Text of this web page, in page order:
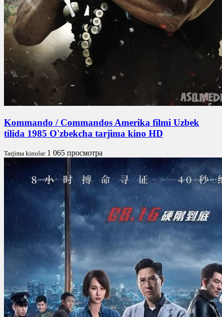
Kommando / Commandos Amerika filmi Uzbek
tilida 1985 O'zbekcha tarjima kino HD
Tarjima kinolar 1 065 просмотра